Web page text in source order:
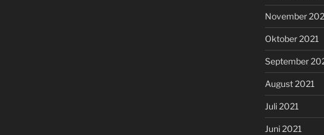
November
Oktober 2021
September
August 2021
Juli 2021
Juni 2021